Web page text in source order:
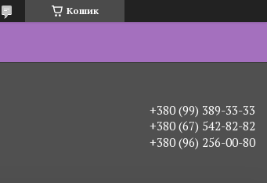
Кошик
+380 (99) 389-33-33
+380 (67) 542-82-82
+380 (96) 256-00-80